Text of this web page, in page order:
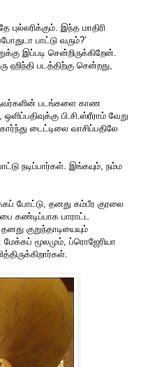
இந்த மாதிரி
பாட்டு வரும்?’
இப்படி சென்றிருக்கிறேன்.
படத்திற்கு சென்றது,
படங்களை காண
பி.சி.ஸ்ரீராம் வேறு
டைட்டிலை வாசிப்பதிலே
நடிப்பார்கள். இங்கயும், நம்ம
போட்டு, தனது கம்பீர குரலை
கண்டிப்பாக பாராட்ட
குறுந்தாடியையும்
மூலமும், ப்ரொஜேரியா